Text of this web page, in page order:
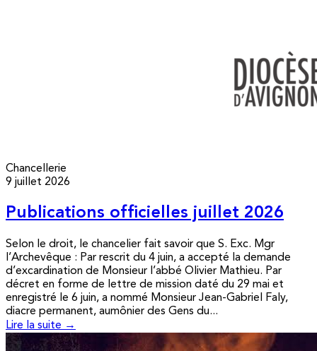
Chancellerie
9 juillet 2026
Publications officielles juillet 2026
Selon le droit, le chancelier fait savoir que S. Exc. Mgr
l’Archevêque : Par rescrit du 4 juin, a accepté la demande
d’excardination de Monsieur l’abbé Olivier Mathieu. Par
décret en forme de lettre de mission daté du 29 mai et
enregistré le 6 juin, a nommé Monsieur Jean-Gabriel Faly,
diacre permanent, aumônier des Gens du...
Lire la suite →